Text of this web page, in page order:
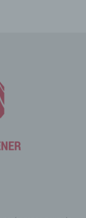
vom zugreifenden
die
System auf
Referrer), (4)
werden,
auf die
Adresse (IP-
ähnliche Daten